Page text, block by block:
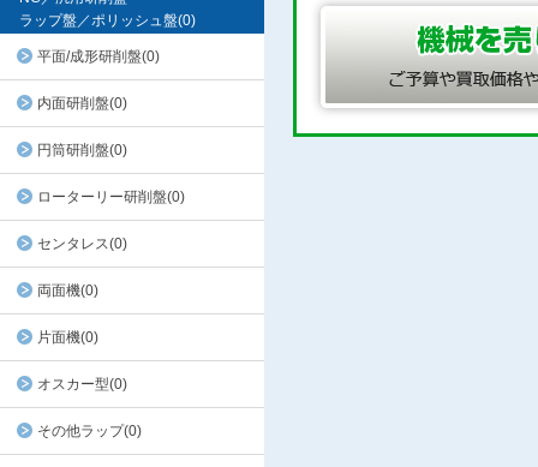
ラップ盤／ポリッシュ盤(0)
平面/成形研削盤(0)
内面研削盤(0)
円筒研削盤(0)
ローターリー研削盤(0)
センタレス(0)
両面機(0)
片面機(0)
オスカー型(0)
その他ラップ(0)